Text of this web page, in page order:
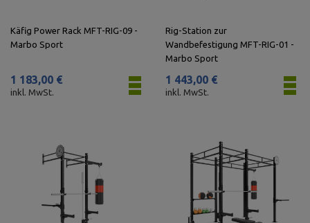
Käfig Power Rack MFT-RIG-09 -
Marbo Sport
1 183,00 €
inkl. MwSt.
Rig-Station zur
Wandbefestigung MFT-RIG-01 -
Marbo Sport
1 443,00 €
inkl. MwSt.